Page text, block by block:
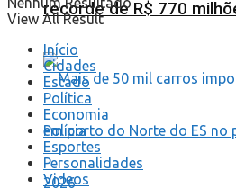
recorde de R$ 770
View All Result
Início
Cidades
Estado
Política
Economia
Polícia
Esportes
Personalidades
Videos